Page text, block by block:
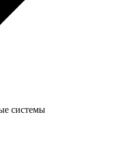
системы